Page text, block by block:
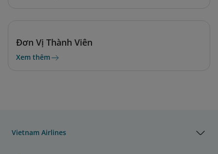
Đơn Vị Thành Viên
Xem thêm
Vietnam Airlines